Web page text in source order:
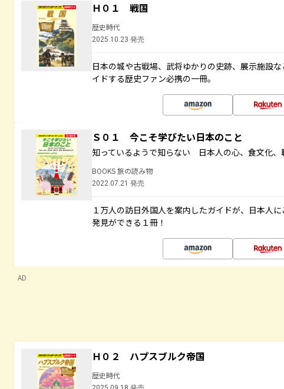
Ｈ０１ 戦国
歴史時代
2025.10.23 発売
日本の城や古戦場、武将ゆかりの史跡、展示施設
イドする歴史ファン必携の一冊。
Ｓ０１ 今こそ学びたい日本のこと
知っているようで知らない 日本人の心、食文化、
BOOKS 旅の読み物
2022.07.21 発売
１万人の訪日外国人を案内したガイドが、日本人
発見ができる１冊！
AD
Ｈ０２ ハプスブルク帝国
歴史時代